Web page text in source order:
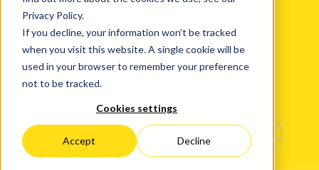
Privacy Policy.
If you decline, your information won’t be tracked
when you visit this website. A single cookie will be
used in your browser to remember your preference
not to be tracked.
Cookies settings
Accept Decline
ecosistema Atlassian y desde dentro de la
empresa.
Administración estatal y local
Agile Development Agile y DevOps
Apps para Confluence Apps para Jira
Asset Management Atlassian